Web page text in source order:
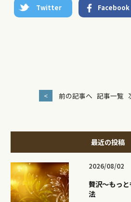
Twitter Facebook
< 前の記事へ 記事一覧
最近の投稿
2026/08/02
贅沢〜もっ
法